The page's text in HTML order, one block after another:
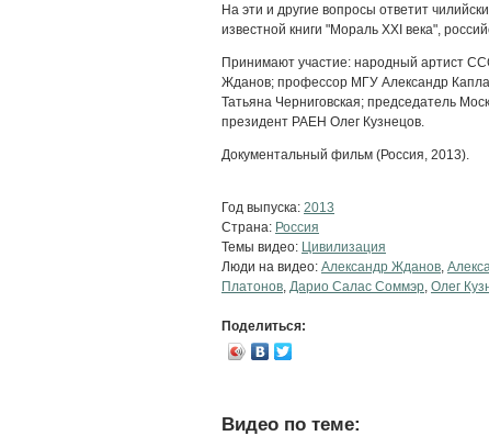
На эти и другие вопросы ответит
известной книги "Мораль XXI века",
Принимают участие: народный артист
Жданов; профессор МГУ Александр
Татьяна Черниговская; председатель
президент РАЕН Олег Кузнецов.
Документальный фильм (Россия, 2013).
Год выпуска: 2013
Страна: Россия
Темы видео: Цивилизация
Люди на видео: Александр Жданов
Платонов Дарио Салас Соммэр Олег
Поделиться:
Видео по теме: